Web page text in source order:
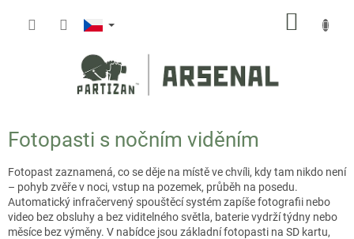
Fotopasti s nočním viděním
Fotopast zaznamená, co se děje na místě ve chvíli, kdy tam nikdo není
– pohyb zvěře v noci, vstup na pozemek, průběh na posedu.
Automatický infračervený spouštěcí systém zapíše fotografii nebo
video bez obsluhy a bez viditelného světla, baterie vydrží týdny nebo
měsíce bez výměny. V nabídce jsou základní fotopasti na SD kartu,